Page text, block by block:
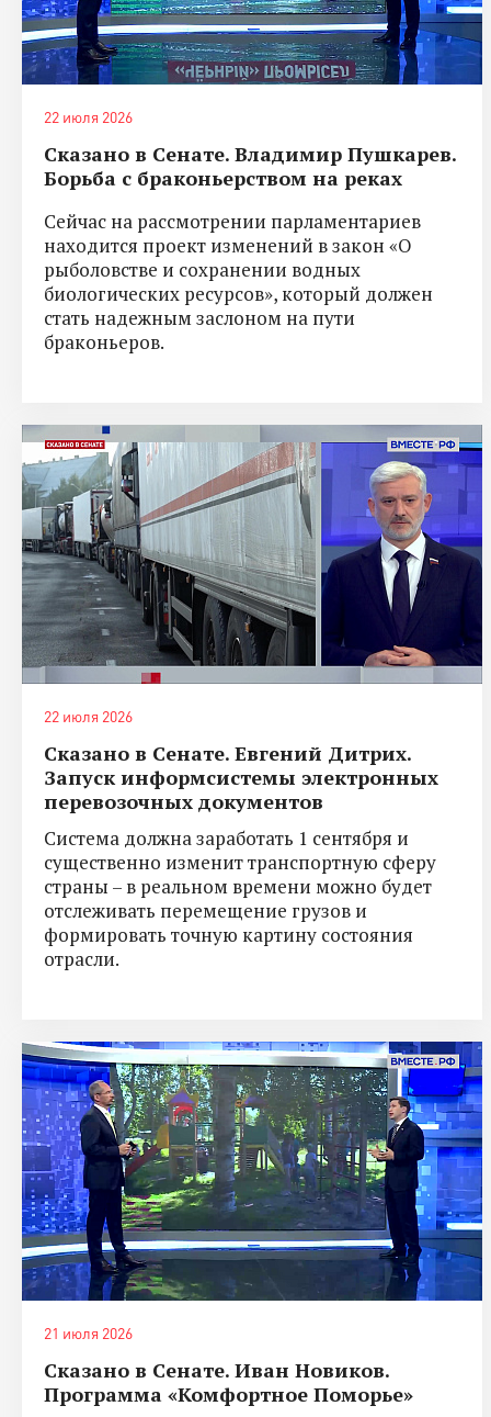
22 июля 2026
Сказано в Сенате. Владимир Пушкарев.
Борьба с браконьерством на реках
Сейчас на рассмотрении парламентариев
находится проект изменений в закон «О
рыболовстве и сохранении водных
биологических ресурсов», который должен
стать надежным заслоном на пути
браконьеров.
22 июля 2026
Сказано в Сенате. Евгений Дитрих.
Запуск информсистемы электронных
перевозочных документов
Система должна заработать 1 сентября и
существенно изменит транспортную сферу
страны – в реальном времени можно будет
отслеживать перемещение грузов и
формировать точную картину состояния
отрасли.
21 июля 2026
Сказано в Сенате. Иван Новиков.
Программа «Комфортное Поморье»